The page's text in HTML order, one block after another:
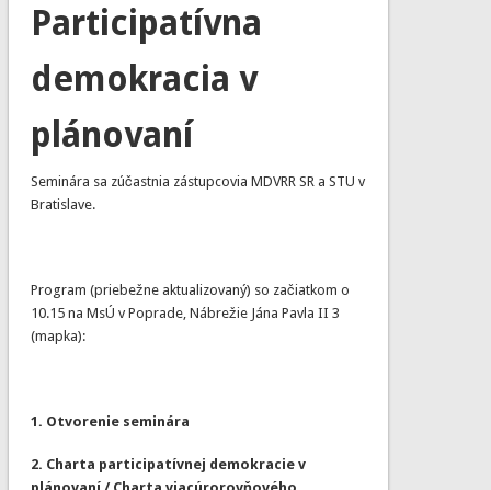
Participatívna
demokracia v
plánovaní
Seminára sa zúčastnia zástupcovia MDVRR SR a STU v
Bratislave.
Program (priebežne aktualizovaný) so začiatkom o
10.15 na MsÚ v Poprade, Nábrežie Jána Pavla II 3
(mapka):
1. Otvorenie seminára
2. Charta participatívnej demokracie v
plánovaní / Charta viacúrorovňového